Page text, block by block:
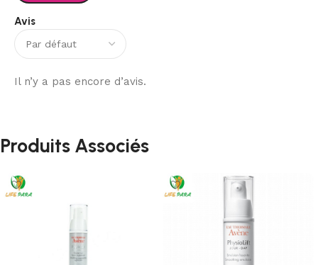
Avis
Il n’y a pas encore d’avis.
Produits Associés